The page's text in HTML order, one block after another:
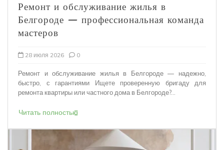
Ремонт и обслуживание жилья в
Белгороде — профессиональная команда
мастеров
28 июля 2026 0
Ремонт и обслуживание жилья в Белгороде — надежно,
быстро, с гарантиями Ищете проверенную бригаду для
ремонта квартиры или частного дома в Белгороде?...
Читать полностью